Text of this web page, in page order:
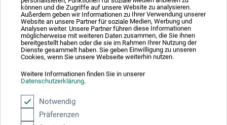
können und die Zugriffe auf unsere Website zu analysieren.
Außerdem geben wir Informationen zu Ihrer Verwendung unserer
Website an unsere Partner für soziale Medien, Werbung und
Analysen weiter. Unsere Partner führen diese Informationen
möglicherweise mit weiteren Daten zusammen, die Sie ihnen
bereitgestellt haben oder die sie im Rahmen Ihrer Nutzung der
Dienste gesammelt haben. Sie geben Einwilligung zu unseren
Cookies, wenn Sie unsere Webseite weiterhin nutzen.
Weitere Informationen finden Sie in unserer
Datenschutzerklärung.
Notwendig
Präferenzen
Veranstaltungsdatum
24. - 25. Jul. 2026
Sie schauen derzeitig auf eine vergangene
Veranstaltung